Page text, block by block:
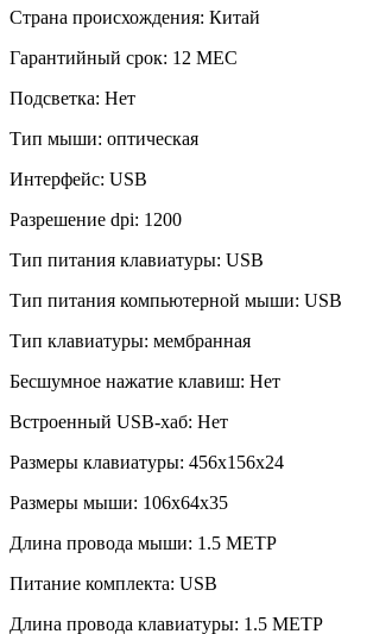
Страна происхождения: Китай
Гарантийный срок: 12 МЕС
Подсветка: Нет
Тип мыши: оптическая
Интерфейс: USB
Разрешение dpi: 1200
Тип питания клавиатуры: USB
Тип питания компьютерной мыши: USB
Тип клавиатуры: мембранная
Бесшумное нажатие клавиш: Нет
Встроенный USB-хаб: Нет
Размеры клавиатуры: 456x156x24
Размеры мыши: 106x64x35
Длина провода мыши: 1.5 МЕТР
Питание комплекта: USB
Длина провода клавиатуры: 1.5 МЕТР